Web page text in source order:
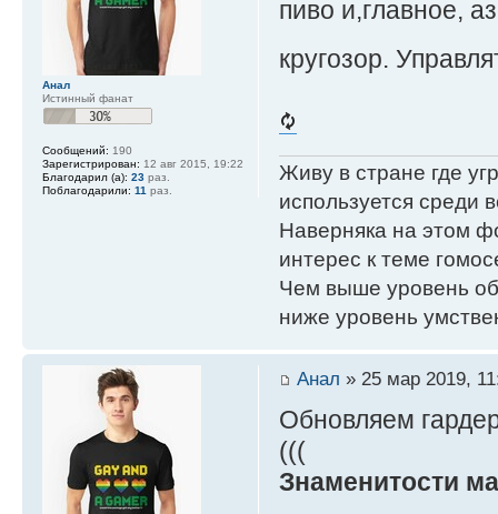
пиво и,главное,
кругозор.
Живу в стране где
используется среди
Наверняка на этом
интерес к теме
Чем выше уровень
ниже уровень
Анал
Истинный фанат
Сообщений: 190
Зарегистрирован: 12 авг 2015, 19:22
Благодарил (а): 23 раз.
Поблагодарили: 11 раз.
Анал » 25 мар 2019,
Обновляем
(((
Знаменитости